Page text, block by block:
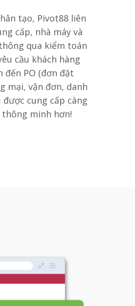
tạo, Pivot88 liên
cấp, nhà máy và
qua kiểm toán
cầu khách hàng
đến PO (đơn đặt
mại, vận đơn, danh
được cung cấp càng
minh hơn!